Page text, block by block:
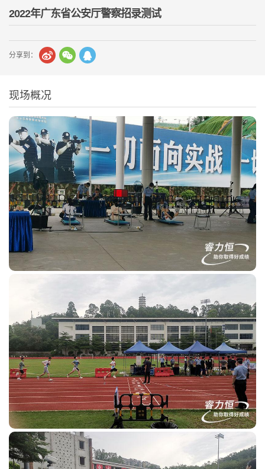
2022年广东省公安厅警察招录测试
分享到：
现场概况